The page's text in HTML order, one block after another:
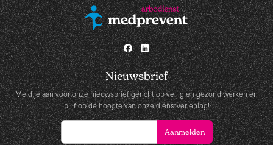
Nieuwsbrief
Meld je aan voor onze nieuwsbrief gericht op veilig en gezond werken en
blijf op de hoogte van onze dienstverlening!